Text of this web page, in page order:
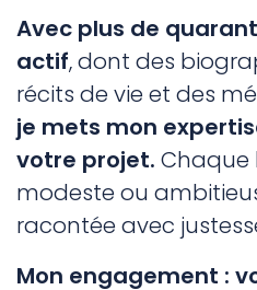
Avec plus de
actif, dont des
récits de vie et des
je mets mon
votre projet. Chaque
modeste ou
racontée avec
Mon engagement :